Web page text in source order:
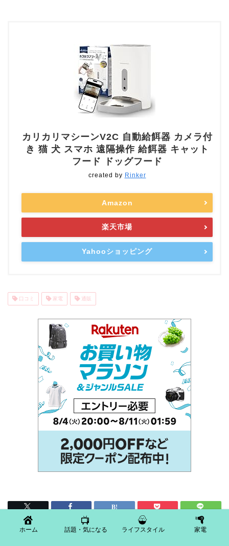
カリカリマシーンV2C 自動給餌器 カメラ付
き 猫 犬 スマホ 遠隔操作 給餌器 キャット
フード ドッグフード
created by Rinker
Amazon
楽天市場
Yahooショッピング
口コミ 家電 通販
HOME
ホーム 話題・気になる ライフスタイル 家電